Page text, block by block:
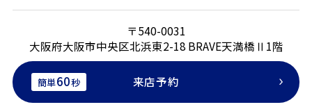
〒540-0031
大阪府大阪市中央区北浜東2-18 BRAVE天満橋Ⅱ1階
簡単60秒 来店予約